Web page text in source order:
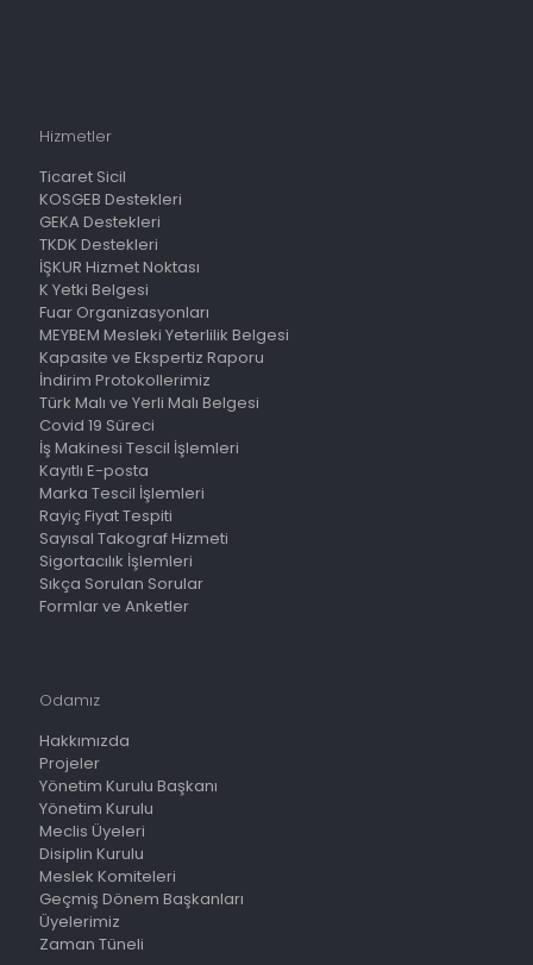
Hizmetler
Ticaret Sicil
KOSGEB Destekleri
GEKA Destekleri
TKDK Destekleri
İŞKUR Hizmet Noktası
K Yetki Belgesi
Fuar Organizasyonları
MEYBEM Mesleki Yeterlilik Belgesi
Kapasite ve Ekspertiz Raporu
İndirim Protokollerimiz
Türk Malı ve Yerli Malı Belgesi
Covid 19 Süreci
İş Makinesi Tescil İşlemleri
Kayıtlı E-posta
Marka Tescil İşlemleri
Rayiç Fiyat Tespiti
Sayısal Takograf Hizmeti
Sigortacılık İşlemleri
Sıkça Sorulan Sorular
Formlar ve Anketler
Odamız
Hakkımızda
Projeler
Yönetim Kurulu Başkanı
Yönetim Kurulu
Meclis Üyeleri
Disiplin Kurulu
Meslek Komiteleri
Geçmiş Dönem Başkanları
Üyelerimiz
Zaman Tüneli